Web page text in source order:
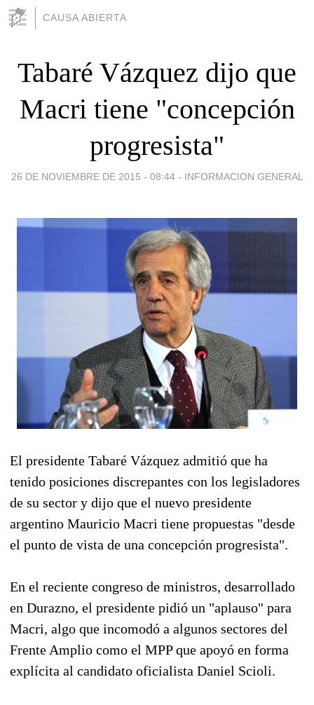
CAUSA ABIERTA
Tabaré Vázquez dijo que
Macri tiene "concepción
progresista"
26 DE NOVIEMBRE DE 2015 - 08:44 - INFORMACION GENERAL
El presidente Tabaré Vázquez admitió que ha
tenido posiciones discrepantes con los legisladores
de su sector y dijo que el nuevo presidente
argentino Mauricio Macri tiene propuestas "desde
el punto de vista de una concepción progresista".
En el reciente congreso de ministros, desarrollado
en Durazno, el presidente pidió un "aplauso" para
Macri, algo que incomodó a algunos sectores del
Frente Amplio como el MPP que apoyó en forma
explícita al candidato oficialista Daniel Scioli.